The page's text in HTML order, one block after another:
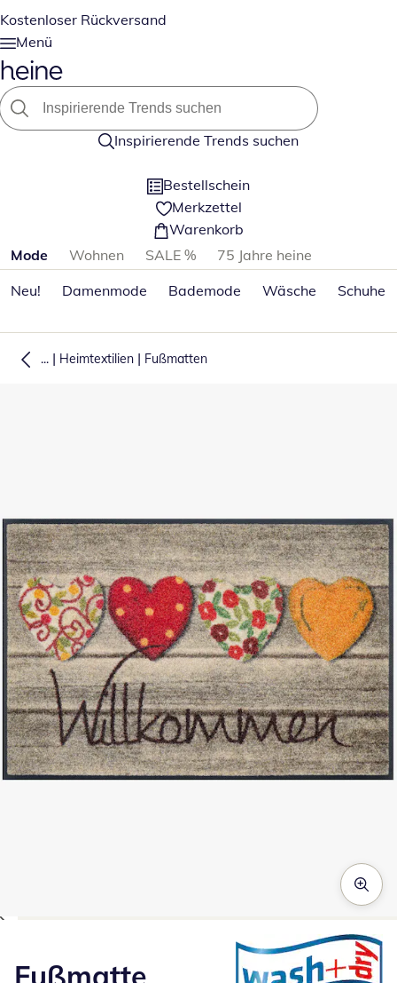
Kostenloser Rückversand
Menü
Inspirierende Trends suchen
Bestellschein
Merkzettel
Warenkorb
Produktkategorien überspringen
Mode Wohnen SALE %
75 Jahre heine
Neu!
Damenmode Bademode Wäsche Schuhe
... | Heimtextilien | Fußmatten
Fußmatte